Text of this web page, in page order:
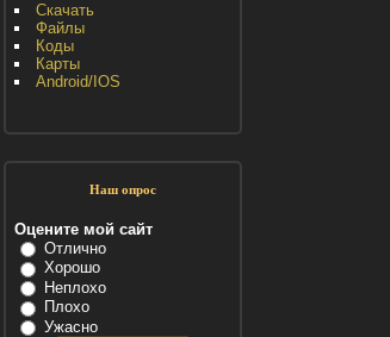
Скачать
Файлы
Коды
Карты
Android/IOS
Наш опрос
Оцените мой сайт
Отлично
Хорошо
Неплохо
Плохо
Ужасно